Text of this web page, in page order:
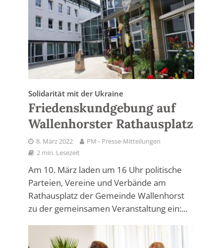
Solidarität mit der Ukraine
Friedenskundgebung auf
Wallenhorster Rathausplatz
8. März 2022
PM - Presse-Mitteilungen
2 min. Lesezeit
Am 10. März laden um 16 Uhr politische
Parteien, Vereine und Verbände am
Rathausplatz der Gemeinde Wallenhorst
zu der gemeinsamen Veranstaltung ein:...